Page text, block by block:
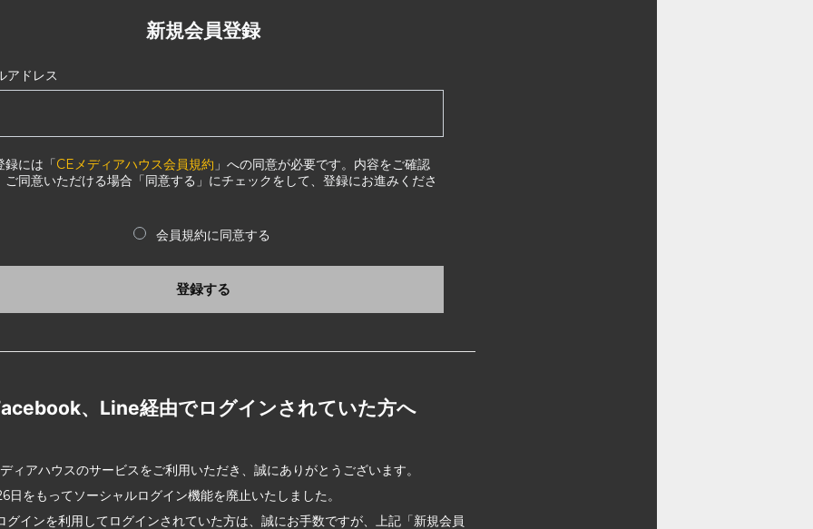
新規会員登録
アドレス
録には「CEメディアハウス会員規約 」への同意が必要です。内容をご確認
ご同意いただける場合「同意する」にチェックをして、登録にお進みくださ
会員規約に同意する
登録する
、Line経由でログインされていた方へ
ィアハウスのサービスをご利用いただき、誠にありがとうございます。
日をもってソーシャルログイン機能を廃止いたしました。
グインを利用してログインされていた方は、誠にお手数ですが、上記「新規会員